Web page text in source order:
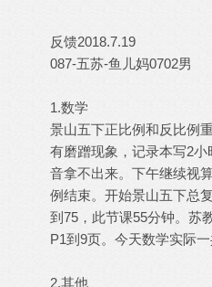
反馈2018.7.19
087-五苏-鱼儿妈0702男
1.数学
景山五下正比例和反比例
有磨蹭现象，记录本写2
音拿不出来。下午继续视
例结束。开始景山五下总
到75，此节课55分钟。苏
P1到9页。今天数学实际一
2.其他